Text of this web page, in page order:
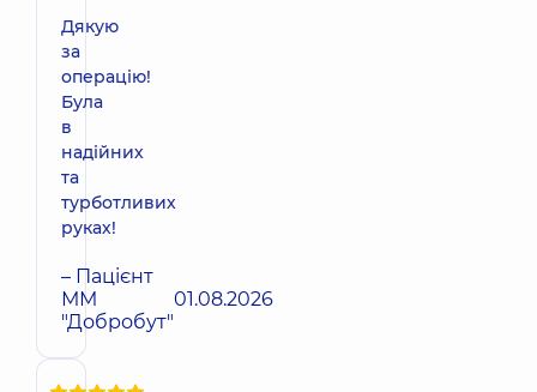
Дякую
за
операцію!
Була
в
надійних
та
турботливих
руках!
– Пацієнт
ММ
"Добробут"
01.08.2026